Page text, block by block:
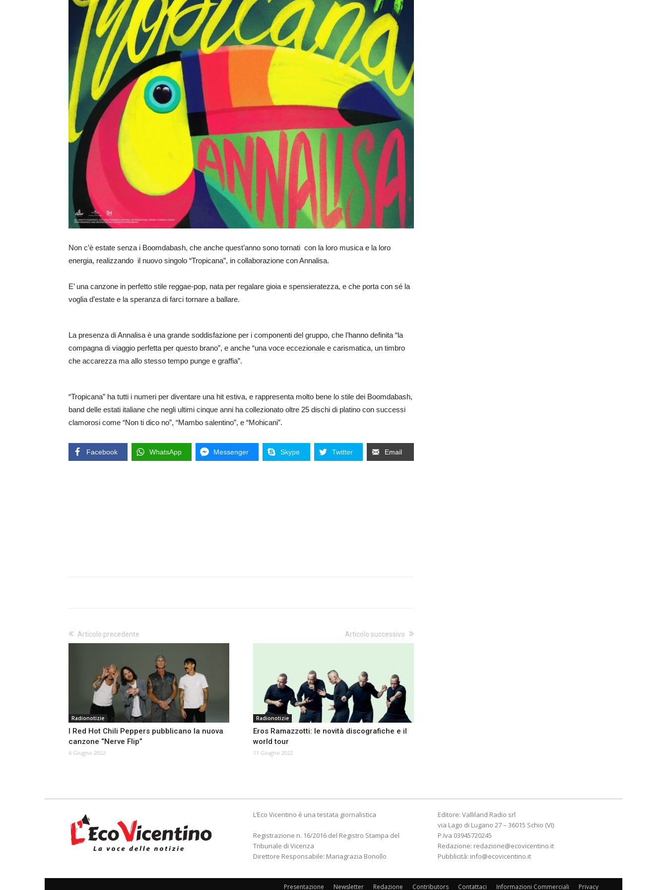
Non c’è estate senza i Boomdabash, che anche quest’anno sono tornati con la loro musica e la loro
energia, realizzando il nuovo singolo “Tropicana”, in collaborazione con Annalisa.
E’ una canzone in perfetto stile reggae-pop, nata per regalare gioia e spensieratezza, e che porta con sé la
voglia d’estate e la speranza di farci tornare a ballare.
La presenza di Annalisa è una grande soddisfazione per i componenti del gruppo, che l’hanno definita “la
compagna di viaggio perfetta per questo brano”, e anche “una voce eccezionale e carismatica, un timbro
che accarezza ma allo stesso tempo punge e graffia”.
“Tropicana” ha tutti i numeri per diventare una hit estiva, e rappresenta molto bene lo stile dei Boomdabash,
band delle estati italiane che negli ultimi cinque anni ha collezionato oltre 25 dischi di platino con successi
clamorosi come “Non ti dico no”, “Mambo salentino”, e “Mohicani”.
Facebook WhatsApp Messenger Skype Twitter Email
Articolo precedente
Radionotizie
I Red Hot Chili Peppers pubblicano la nuova
canzone “Nerve Flip”
6 Giugno 2022
Articolo successivo
Radionotizie
Eros Ramazzotti: le novità discografiche e il
world tour
11 Giugno 2022
L’Eco Vicentino è una testata giornalistica
Registrazione n. 16/2016 del Registro Stampa del
Tribunale di Vicenza
Direttore Responsabile: Mariagrazia Bonollo
Editore: Valliland Radio srl
via Lago di Lugano 27 – 36015 Schio (VI)
P.Iva 03945720245
Redazione: redazione@ecovicentino.it
Pubblicità: info@ecovicentino.it
Presentazione Newsletter Redazione Contributors Contattaci Informazioni Commerciali Privacy